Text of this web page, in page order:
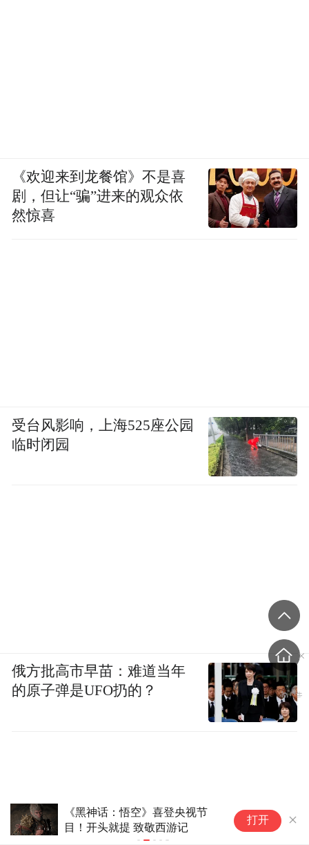
《黑神话：悟空》喜登央视节
目！开头就提 致敬西游记
打开
《欢迎来到龙餐馆》不是喜
剧，但让“骗”进来的观众依
然惊喜
受台风影响，上海525座公园
临时闭园
俄方批高市早苗：难道当年
的原子弹是UFO扔的？